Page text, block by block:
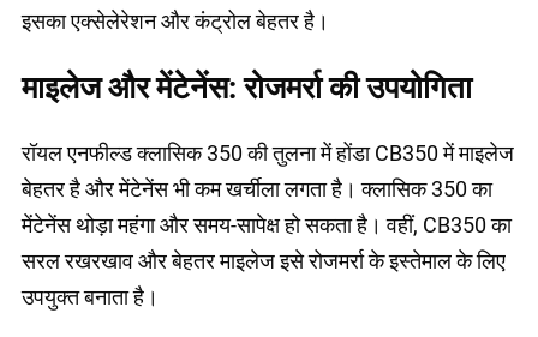
इसका एक्सेलेरेशन और कंट्रोल बेहतर है।
माइलेज और मेंटेनेंस: रोजमर्रा की उपयोगिता
रॉयल एनफील्ड क्लासिक 350 की तुलना में होंडा CB350 में माइलेज
बेहतर है और मेंटेनेंस भी कम खर्चीला लगता है। क्लासिक 350 का
मेंटेनेंस थोड़ा महंगा और समय-सापेक्ष हो सकता है। वहीं, CB350 का
सरल रखरखाव और बेहतर माइलेज इसे रोजमर्रा के इस्तेमाल के लिए
उपयुक्त बनाता है।